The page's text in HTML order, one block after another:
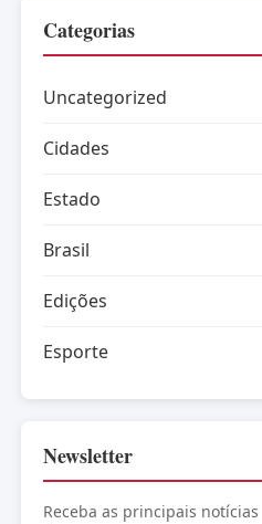
Categorias
Uncategorized
Cidades
Estado
Brasil
Edições
Esporte
Newsletter
Receba as principais notícias